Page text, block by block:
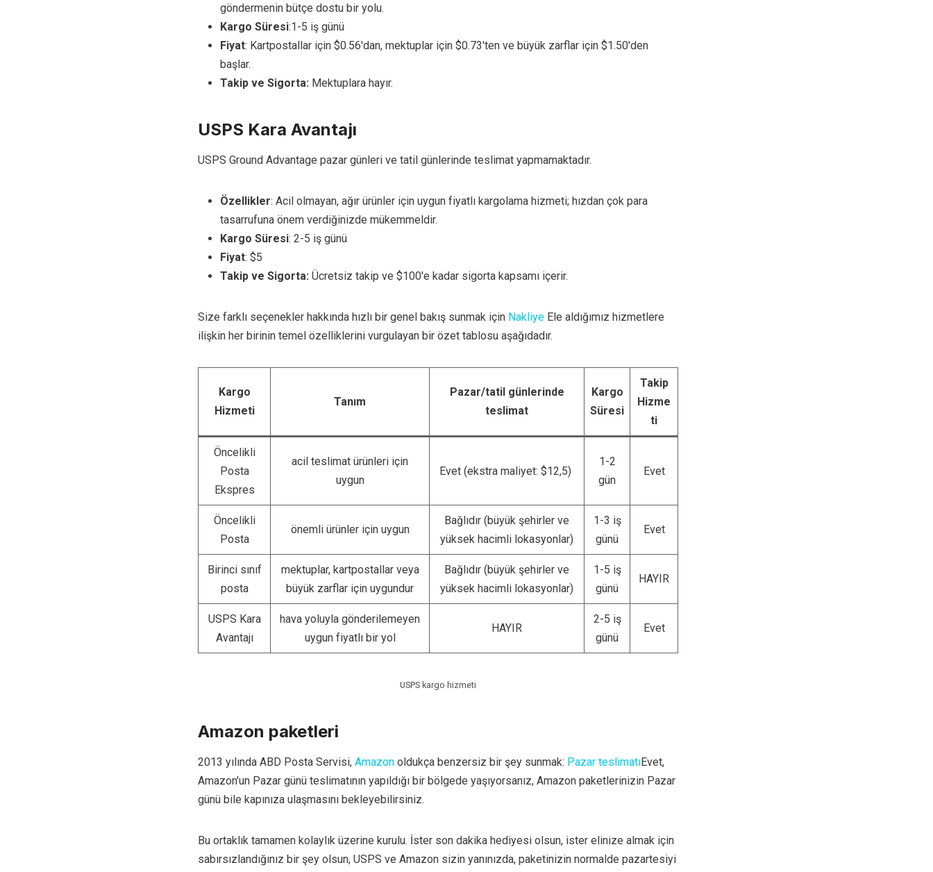
göndermenin bütçe dostu bir yolu.
Kargo Süresi:1-5 iş günü
Fiyat: Kartpostallar için $0.56'dan, mektuplar için $0.73'ten ve büyük zarflar için $1.50'den
başlar.
Takip ve Sigorta: Mektuplara hayır.
USPS Kara Avantajı
USPS Ground Advantage pazar günleri ve tatil günlerinde teslimat yapmamaktadır.
Özellikler: Acil olmayan, ağır ürünler için uygun fiyatlı kargolama hizmeti; hızdan çok para
tasarrufuna önem verdiğinizde mükemmeldir.
Kargo Süresi: 2-5 iş günü
Fiyat: $5
Takip ve Sigorta: Ücretsiz takip ve $100'e kadar sigorta kapsamı içerir.
Size farklı seçenekler hakkında hızlı bir genel bakış sunmak için NakliyeEle aldığımız hizmetlere
ilişkin her birinin temel özelliklerini vurgulayan bir özet tablosu aşağıdadır.
Kargo
Hizmeti
Tanım
Pazar/tatil günlerinde
teslimat
Kargo
Süresi
Takip
Hizme
ti
Öncelikli
Posta
Ekspres
acil teslimat ürünleri için
uygun
Evet (ekstra maliyet: $12,5)
1-2
gün
Evet
Öncelikli
Posta
önemli ürünler için uygun
Bağlıdır (büyük şehirler ve
yüksek hacimli lokasyonlar)
1-3 iş
günü
Evet
Birinci sınıf
posta
mektuplar, kartpostallar veya
büyük zarflar için uygundur
Bağlıdır (büyük şehirler ve
yüksek hacimli lokasyonlar)
1-5 iş
günü
HAYIR
USPS Kara
Avantajı
hava yoluyla gönderilemeyen
uygun fiyatlı bir yol
HAYIR
2-5 iş
günü
Evet
USPS kargo hizmeti
Amazon paketleri
2013 yılında ABD Posta Servisi, Amazonoldukça benzersiz bir şey sunmak: Pazar teslimatıEvet,
Amazon'un Pazar günü teslimatının yapıldığı bir bölgede yaşıyorsanız, Amazon paketlerinizin Pazar
günü bile kapınıza ulaşmasını bekleyebilirsiniz.
Bu ortaklık tamamen kolaylık üzerine kurulu. İster son dakika hediyesi olsun, ister elinize almak için
sabırsızlandığınız bir şey olsun, USPS ve Amazon sizin yanınızda, paketinizin normalde pazartesiyi